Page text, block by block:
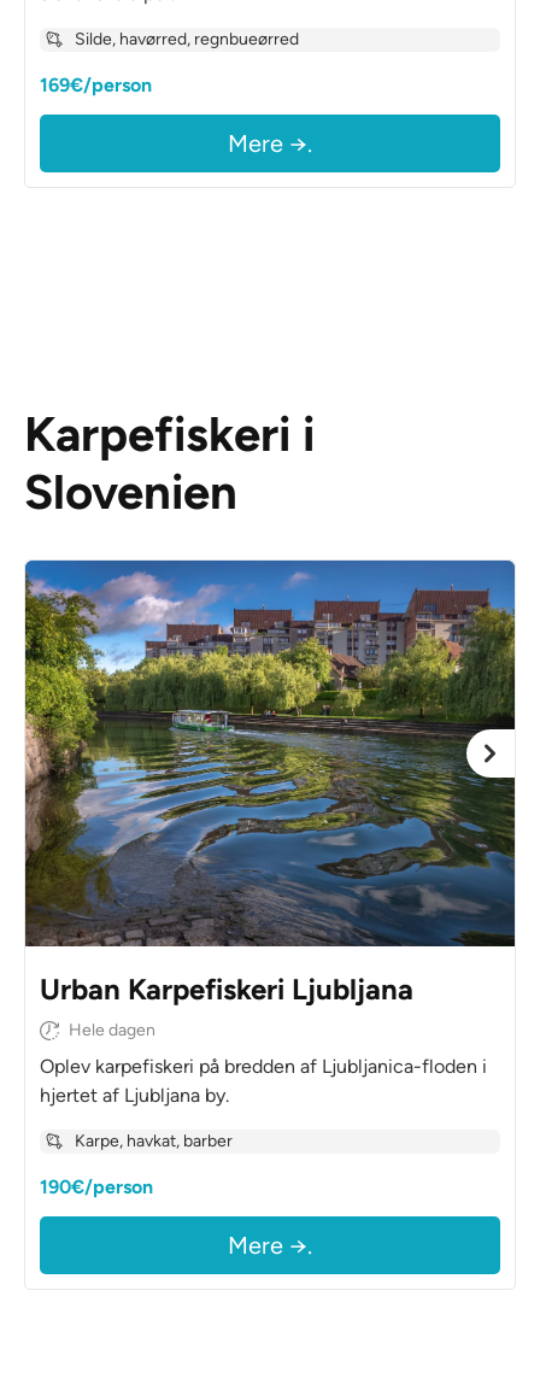
Silde, havørred, regnbueørred
169€/person
Mere →.
Karpefiskeri i
Slovenien
Urban Karpefiskeri Ljubljana
Hele dagen
Oplev karpefiskeri på bredden af Ljubljanica-floden i
hjertet af Ljubljana by.
Karpe, havkat, barber
190€/person
Mere →.